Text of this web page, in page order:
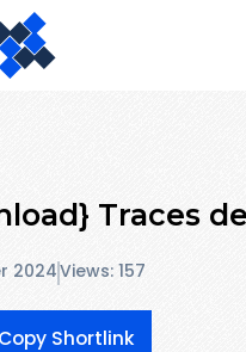
Traces
2024Views: 157
Copy Shortlink